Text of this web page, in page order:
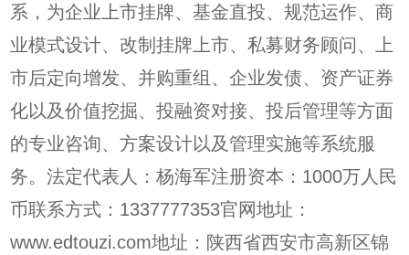
系，为企业上市挂牌、基金直投、规范运作、商
业模式设计、改制挂牌上市、私募财务顾问、上
市后定向增发、并购重组、企业发债、资产证券
化以及价值挖掘、投融资对接、投后管理等方面
的专业咨询、方案设计以及管理实施等系统服
务。法定代表人：杨海军注册资本：1000万人民
币联系方式：1337777353官网地址：
www.edtouzi.com地址：陕西省西安市高新区锦